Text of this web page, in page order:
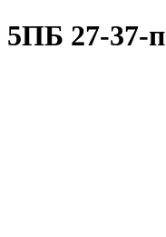
5ПБ 27-37-п